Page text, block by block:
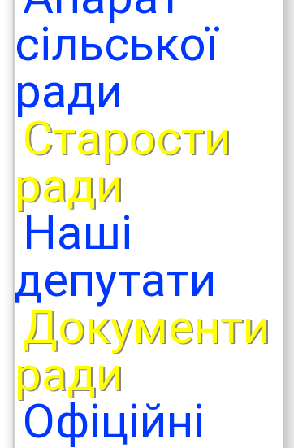
сільської
ради
Старости
ради
Наші
депутати
Документи
ради
Офіційні